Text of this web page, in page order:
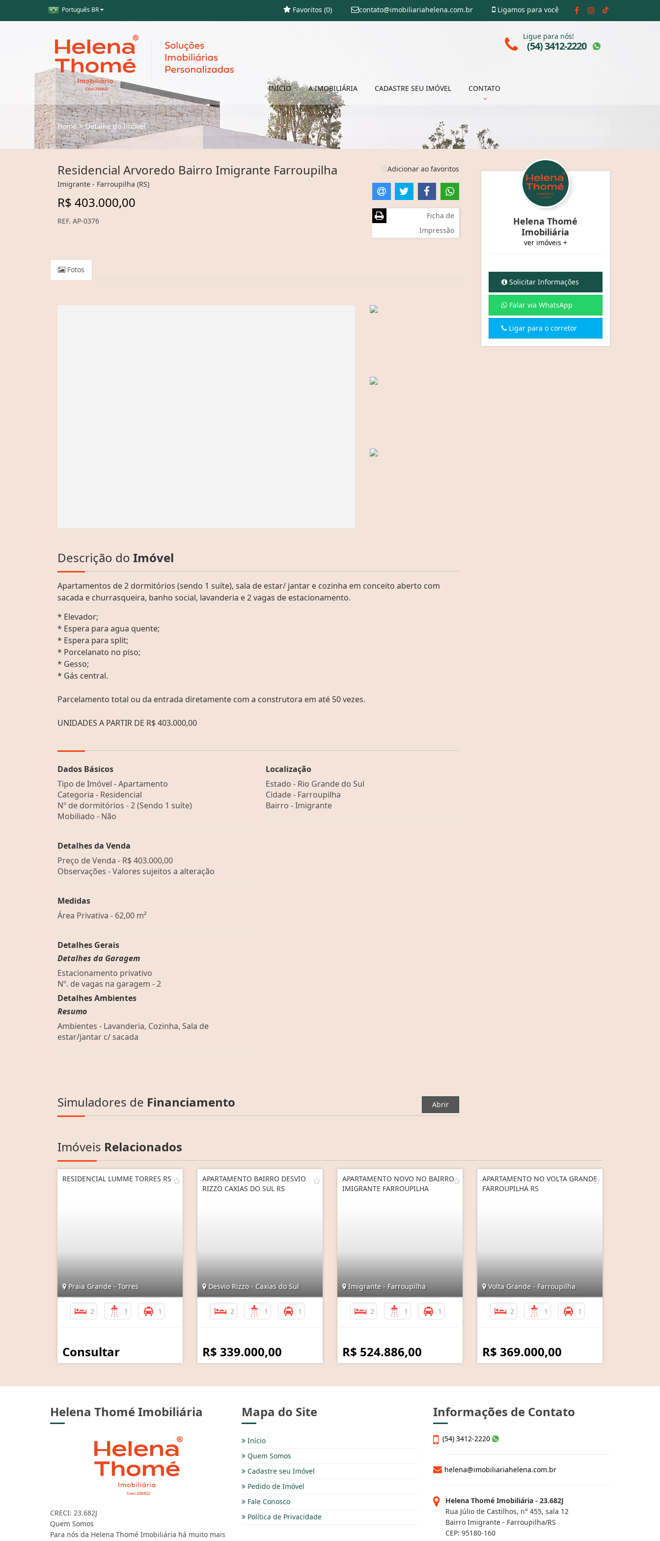
Português BR Ligamos para você
contato@imobiliariahelena.com.br
Favoritos (0)
INÍCIO A IMOBILIÁRIA CADASTRE SEU IMÓVEL CONTATO
Ligue para nós!
(54) 3412-2220
Home Detalhe do Imóvel
Residencial Arvoredo Bairro Imigrante Farroupilha
Imigrante - Farroupilha (RS)
R$ 403.000,00
REF. AP-0376
Adicionar ao favoritos
Ficha de
Impressão
Fotos
Descrição do Imóvel
Apartamentos de 2 dormitórios (sendo 1 suíte), sala de estar/ jantar e cozinha em conceito aberto com
sacada e churrasqueira, banho social, lavanderia e 2 vagas de estacionamento.
* Elevador;
* Espera para agua quente;
* Espera para split;
* Porcelanato no piso;
* Gesso;
* Gás central.
Parcelamento total ou da entrada diretamente com a construtora em até 50 vezes.
UNIDADES A PARTIR DE R$ 403.000,00
Dados Básicos
Tipo de Imóvel - Apartamento
Categoria - Residencial
Nº de dormitórios - 2 (Sendo 1 suíte)
Mobiliado - Não
Detalhes da Venda
Preço de Venda - R$ 403.000,00
Observações - Valores sujeitos a alteração
Medidas
Área Privativa - 62,00 m²
Detalhes Gerais
Detalhes da Garagem
Estacionamento privativo
Nº. de vagas na garagem - 2
Detalhes Ambientes
Resumo
Ambientes - Lavanderia, Cozinha, Sala de
estar/jantar c/ sacada
Localização
Estado - Rio Grande do Sul
Cidade - Farroupilha
Bairro -Imigrante
Simuladores de Financiamento Abrir
Helena Thomé
Imobiliária
ver imóveis +
Solicitar Informações
Falar via WhatsApp
Ligar para o corretor
Imóveis Relacionados
RESIDENCIAL LUMME TORRES RS
Praia Grande - Torres
2 1 1
Consultar
APARTAMENTO BAIRRO DESVIO
RIZZO CAXIAS DO SUL RS
Desvio Rizzo - Caxias do Sul
2 1 1
R$ 339.000,00
APARTAMENTO NOVO NO BAIRRO
IMIGRANTE FARROUPILHA
Imigrante - Farroupilha
2 1 1
R$ 524.886,00
APARTAMENTO NO VOLTA GRANDE
FARROUPILHA RS
Volta Grande - Farroupilha
2 1 1
R$ 369.000,00
Helena Thomé Imobiliária
CRECI: 23.682J
Quem Somos
Para nós da Helena Thomé Imobiliária há muito mais
Mapa do Site
Início
Quem Somos
Cadastre seu Imóvel
Pedido de Imóvel
Fale Conosco
Política de Privacidade
Informações de Contato
(54) 3412-2220
helena@imobiliariahelena.com.br
Helena Thomé Imobiliária - 23.682J
Rua Júlio de Castilhos, n° 455, sala 12
Bairro Imigrante - Farroupilha/RS
CEP: 95180-160